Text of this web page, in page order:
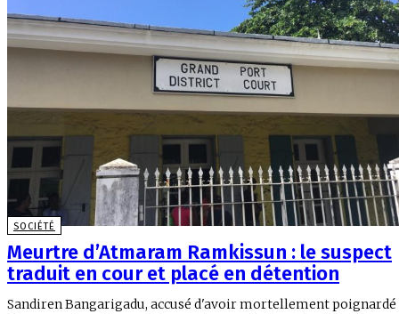
SOCIÉTÉ
Meurtre d’Atmaram Ramkissun : le suspect
traduit en cour et placé en détention
Sandiren Bangarigadu, accusé d'avoir mortellement poignardé